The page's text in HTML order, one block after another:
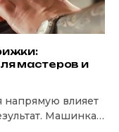
мастеров и
влияет
Машинка